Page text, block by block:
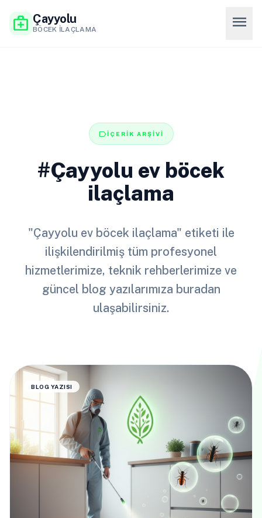
medical_services Çayyolu
BÖCEK İLAÇLAMA menu
labelİÇERİK ARŞİVİ
#Çayyolu ev böcek
ilaçlama
"Çayyolu ev böcek ilaçlama" etiketi ile
ilişkilendirilmiş tüm profesyonel
hizmetlerimize, teknik rehberlerimize ve
güncel blog yazılarımıza buradan
ulaşabilirsiniz.
BLOG YAZISI